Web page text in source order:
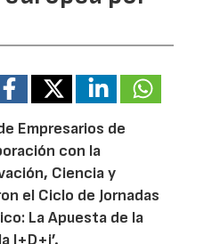
Empresarios de
con la
Ciencia y
el Ciclo de Jornadas
La Apuesta de la